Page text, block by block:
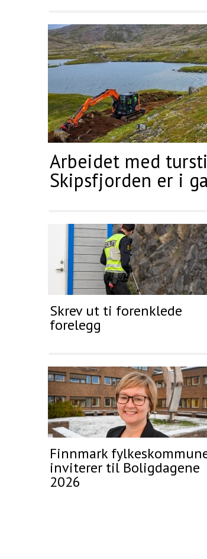
Arbeidet med
Skipsfjorden er i
Skrev ut ti forenklede
forelegg
Finnmark
inviterer til Boligdagene
2026